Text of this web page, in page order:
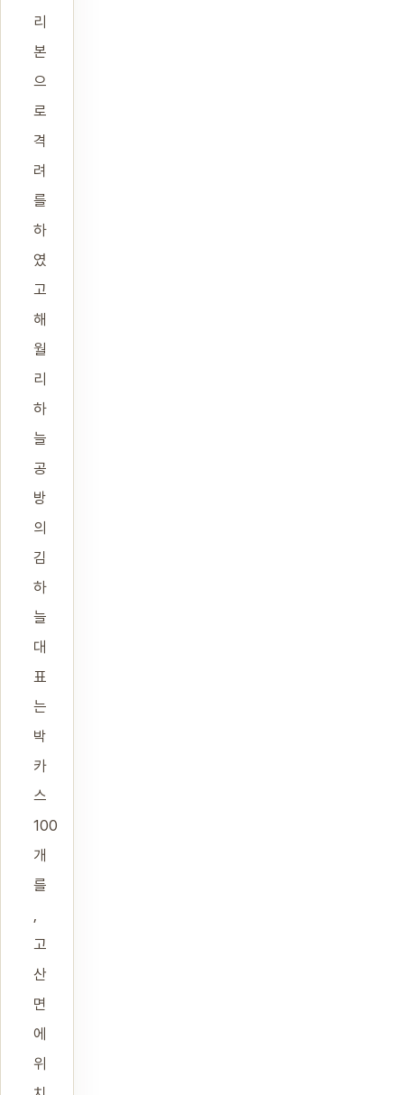
리
본
으
로
격
려
를
하
였
고
해
월
리
하
늘
공
방
의
김
하
늘
대
표
는
박
카
스
100
개
를
,
고
산
면
에
위